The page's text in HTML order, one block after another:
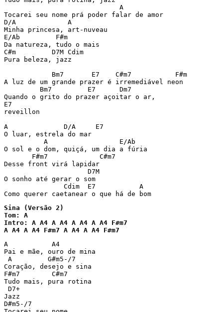
                             A
Tocarei seu nome prá poder falar de amor
D/A             A
Minha princesa, art-nuveau
E/Ab         F#m
Da natureza, tudo o mais
C#m         D7M Cdim
Pura beleza, jazz
            Bm7       E7    C#m7           F#m
A luz de um grande prazer é irremediável neon
         Bm7         E7      Dm7
Quando o grito do prazer açoitar o ar,
E7
reveillon
A              D/A     E7
O luar, estrela do mar
          A                  E/Ab
O sol e o dom, quiçá, um dia a fúria
       F#m7             C#m7
Desse front virá lapidar
                     D7M
O sonho até gerar o som
               Cdim  E7           A
Sina (Versão 2)
Tom: A
Intro: A A4 A A4 A A4 A A4 F#m7
A A4 A A4 F#m7 A A4 A A4 F#m7
A           A4
Pai e mãe, ouro de mina
A         G#m5-/7
Coração, desejo e sina
F#m7        C#m7
Tudo mais, pura rotina
D7+
Jazz
D#m5-/7